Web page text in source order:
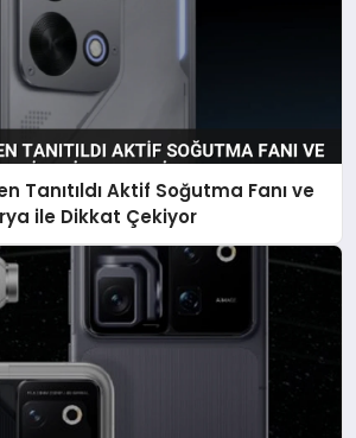
Tanıtıldı Aktif Soğutma Fanı ve
ile Dikkat Çekiyor